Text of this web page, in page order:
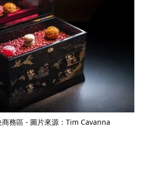
商務區 - 圖片來源：Tim Cavanna